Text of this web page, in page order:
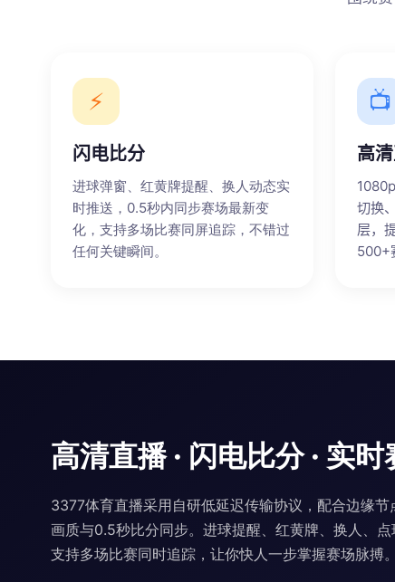
⚡
闪电比分
进球弹窗、红黄牌提醒、换人动态实
时推送，0.5秒内同步赛场最新变
化，支持多场比赛同屏追踪，不错过
任何关键瞬间。
📺
高
切换
层，
500+
高清直播 · 闪电比分 · 实时
3377体育直播采用自研低延迟传输协议，配合边缘
画质与0.5秒比分同步。进球提醒、红黄牌、换人、点
支持多场比赛同时追踪，让你快人一步掌握赛场脉搏。